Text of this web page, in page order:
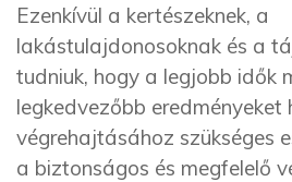
Ezenkívül a kertészeknek, a
lakástulajdonosoknak és a
tudniuk, hogy a legjobb idők
legkedvezőbb
végrehajtásához szükséges
a biztonságos és megfelelő